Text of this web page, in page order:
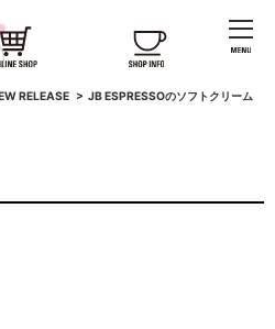
RELEASE > JB ESPRESSOのソフトクリーム